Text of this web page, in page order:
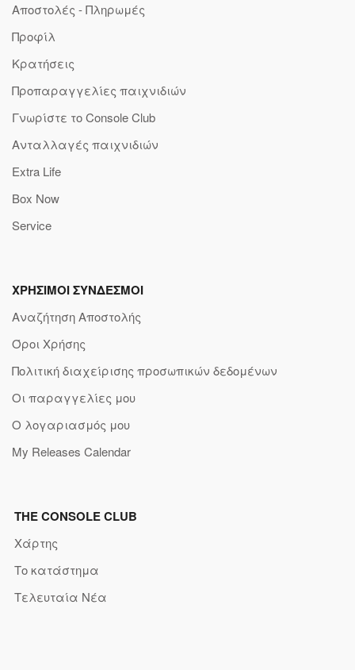
Αποστολές - Πληρωμές
Προφίλ
Κρατήσεις
Προπαραγγελίες παιχνιδιών
Γνωρίστε το Console Club
Ανταλλαγές παιχνιδιών
Extra Life
Box Now
Service
ΧΡΗΣΙΜΟΙ ΣΥΝΔΕΣΜΟΙ
Αναζήτηση Αποστολής
Όροι Χρήσης
Πολιτική διαχείρισης προσωπικών δεδομένων
Οι παραγγελίες μου
Ο λογαριασμός μου
My Releases Calendar
THE CONSOLE CLUB
Χάρτης
Το κατάστημα
Τελευταία Νέα